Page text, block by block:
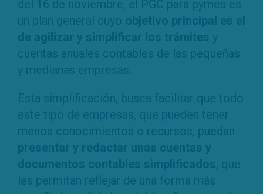
del 16 de noviembre, el PGC para pymes es
un plan general cuyo objetivo principal es el
de agilizar y simplificar los trámites y
cuentas anuales contables de las pequeñas
y medianas empresas.
Esta simplificación, busca facilitar que todo
este tipo de empresas, que pueden tener
menos conocimientos o recursos, puedan
presentar y redactar unas cuentas y
documentos contables simplificados, que
les permitan reflejar de una forma más